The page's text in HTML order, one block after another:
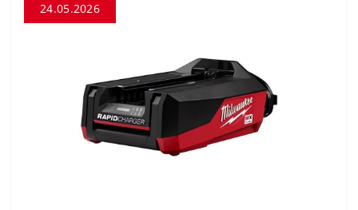
24.05.2026